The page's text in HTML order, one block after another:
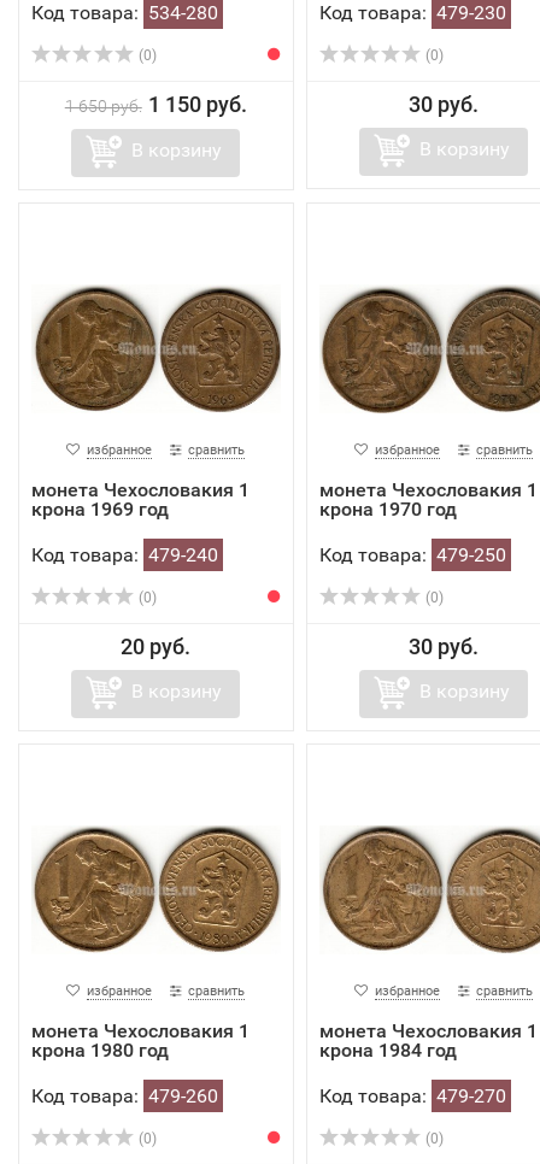
Код товара: 534-280
(0)
1 650 руб. 1 150 руб.
В корзину
Код товара: 479-230
(0)
30 руб.
В корзину
избранное сравнить
монета Чехословакия 1
крона 1969 год
Код товара: 479-240
(0)
20 руб.
В корзину
избранное сравнить
монета Чехословакия 1
крона 1970 год
Код товара: 479-250
(0)
30 руб.
В корзину
избранное сравнить
монета Чехословакия 1
крона 1980 год
Код товара: 479-260
(0)
избранное сравнить
монета Чехословакия 1
крона 1984 год
Код товара: 479-270
(0)